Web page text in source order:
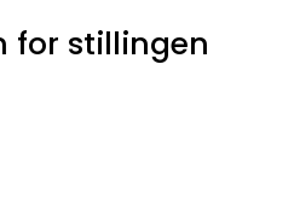
for stillingen